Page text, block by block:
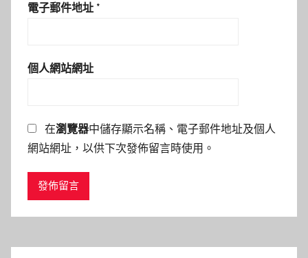
電子郵件地址 *
個人網站網址
在瀏覽器中儲存顯示名稱、電子郵件地址及個人
網站網址，以供下次發佈留言時使用。